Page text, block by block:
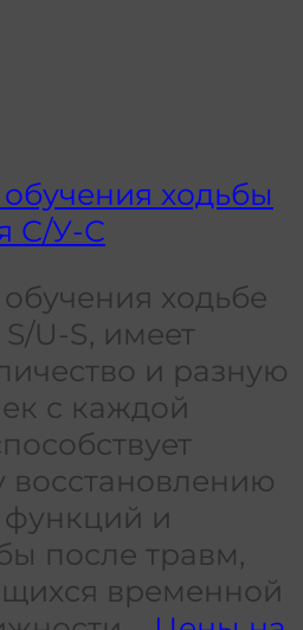
ходьбы
С/У-С
ходьбе
U-S, имеет
и разную
с каждой
восстановлению
функций и
после травм,
временной